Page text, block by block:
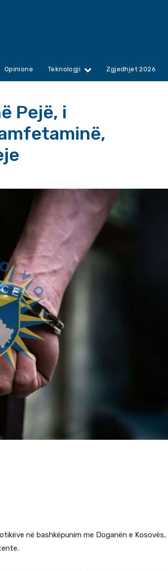
Opinione Teknologji Zgjedhjet 2026
Pejë, i
në bashkëpunim me Doganën e Kosovës,